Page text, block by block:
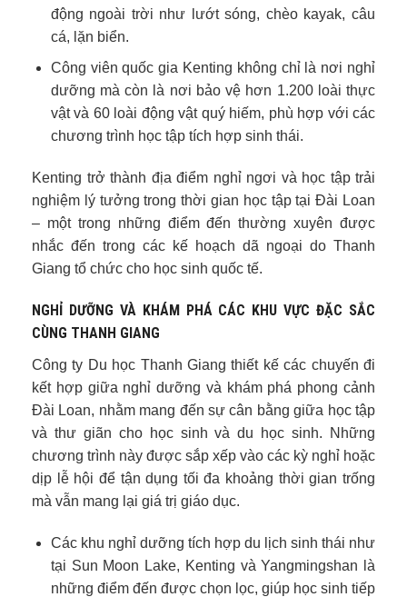
động ngoài trời như lướt sóng, chèo kayak, câu
cá, lặn biển.
Công viên quốc gia Kenting không chỉ là nơi nghỉ
dưỡng mà còn là nơi bảo vệ hơn 1.200 loài thực
vật và 60 loài động vật quý hiếm, phù hợp với các
chương trình học tập tích hợp sinh thái.
Kenting trở thành địa điểm nghỉ ngơi và học tập trải
nghiệm lý tưởng trong thời gian học tập tại Đài Loan
– một trong những điểm đến thường xuyên được
nhắc đến trong các kế hoạch dã ngoại do Thanh
Giang tổ chức cho học sinh quốc tế.
NGHỈ DƯỠNG VÀ KHÁM PHÁ CÁC KHU VỰC ĐẶC SẮC
CÙNG THANH GIANG
Công ty Du học Thanh Giang thiết kế các chuyến đi
kết hợp giữa nghỉ dưỡng và khám phá phong cảnh
Đài Loan, nhằm mang đến sự cân bằng giữa học tập
và thư giãn cho học sinh và du học sinh. Những
chương trình này được sắp xếp vào các kỳ nghỉ hoặc
dịp lễ hội để tận dụng tối đa khoảng thời gian trống
mà vẫn mang lại giá trị giáo dục.
Các khu nghỉ dưỡng tích hợp du lịch sinh thái như
tại Sun Moon Lake, Kenting và Yangmingshan là
những điểm đến được chọn lọc, giúp học sinh tiếp